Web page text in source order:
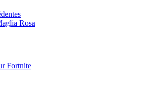
Rosa
Fortnite